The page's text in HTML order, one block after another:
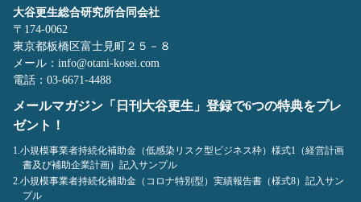
大谷更生総合研究所合同会社
〒174-0062
東京都板橋区富士見町２５－８
メール：info@otani-kosei.com
電話：03-6671-4488
メールマガジン「日刊大谷更生」登録で6つの特典をプレ
ゼント！
1.小規模事業者持続化補助金（低感染リスク型ビジネス枠）様式1（経営計画
書及び補助企業計画）記入サンプル
2.小規模事業者持続化補助金（コロナ特別型）実績報告書（様式8）記入サン
プル